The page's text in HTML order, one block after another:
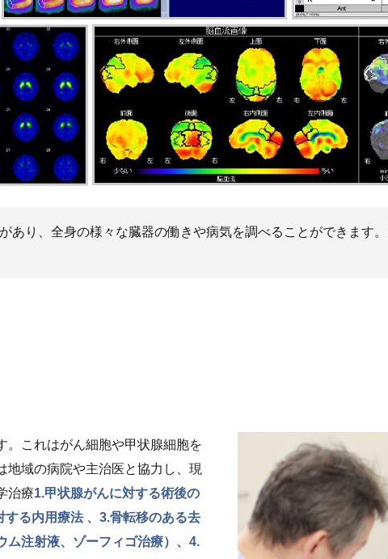
あり、全身の様々な臓器の働きや病気を調べることができます
。これはがん細胞や甲状腺細胞を
地域の病院や主治医と協力し、現
治療1.甲状腺がんに対する術後の
る内用療法 、3.骨転移のある去
ム注射液、ゾーフィゴ治療）、4.